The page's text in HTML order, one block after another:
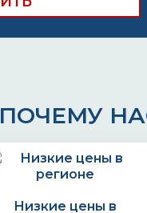
ПОЧЕМУ
Низкие цены в